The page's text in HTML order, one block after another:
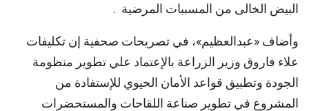
البيض الخالى من المسببات المرضية .
وأضاف «عبدالعظيم»، في تصريحات صحفية إن تكليفات
علاء فاروق وزير الزراعة بالإعتماد علي تطوير منظومة
الجودة وتطبيق قواعد الأمان الحيوي للإستفادة من
المشروع في تطوير صناعة اللقاحات والمستحضرات